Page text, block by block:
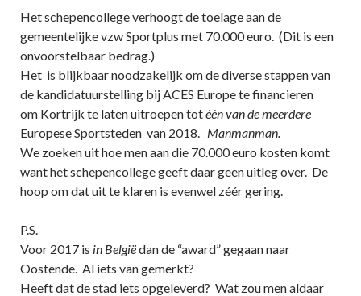
Het schepencollege verhoogt de toelage aan de
gemeentelijke vzw Sportplus met 70.000 euro. (Dit is een
onvoorstelbaar bedrag.)
Het is blijkbaar noodzakelijk om de diverse stappen van
de kandidatuurstelling bij ACES Europe te financieren
om Kortrijk te laten uitroepen totéén van de meerdere
Europese Sportsteden van 2018. Manmanman.
We zoeken uit hoe men aan die 70.000 euro kosten komt
want het schepencollege geeft daar geen uitleg over. De
hoop om dat uit te klaren is evenwel zéér gering.
P.S.
Voor 2017 is in Belgiëdan de “award” gegaan naar
Oostende. Al iets van gemerkt?
Heeft dat de stad iets opgeleverd? Wat zou men aldaar